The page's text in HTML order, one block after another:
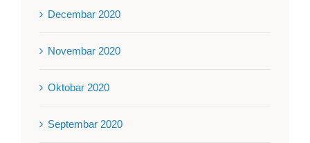
Decembar 2020
Novembar 2020
Oktobar 2020
Septembar 2020